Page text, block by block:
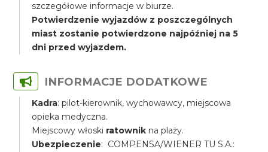
szczegółowe informacje w biurze.
Potwierdzenie wyjazdów z poszczególnych
miast zostanie potwierdzone najpóźniej na 5
dni przed wyjazdem.
INFORMACJE DODATKOWE
Kadra: pilot-kierownik, wychowawcy, miejscowa
opieka medyczna.
Miejscowy włoski ratownik na plaży.
Ubezpieczenie: COMPENSA/WIENER TU S.A.: